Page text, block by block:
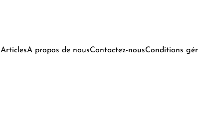
ArticlesA propos de nousContactez-nousConditions